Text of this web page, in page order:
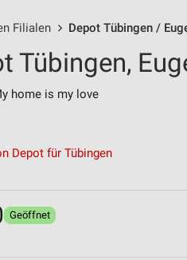
Filialen Depot Tübingen /
Tübingen,
home is my love
Depot für Tübingen
Geöffnet